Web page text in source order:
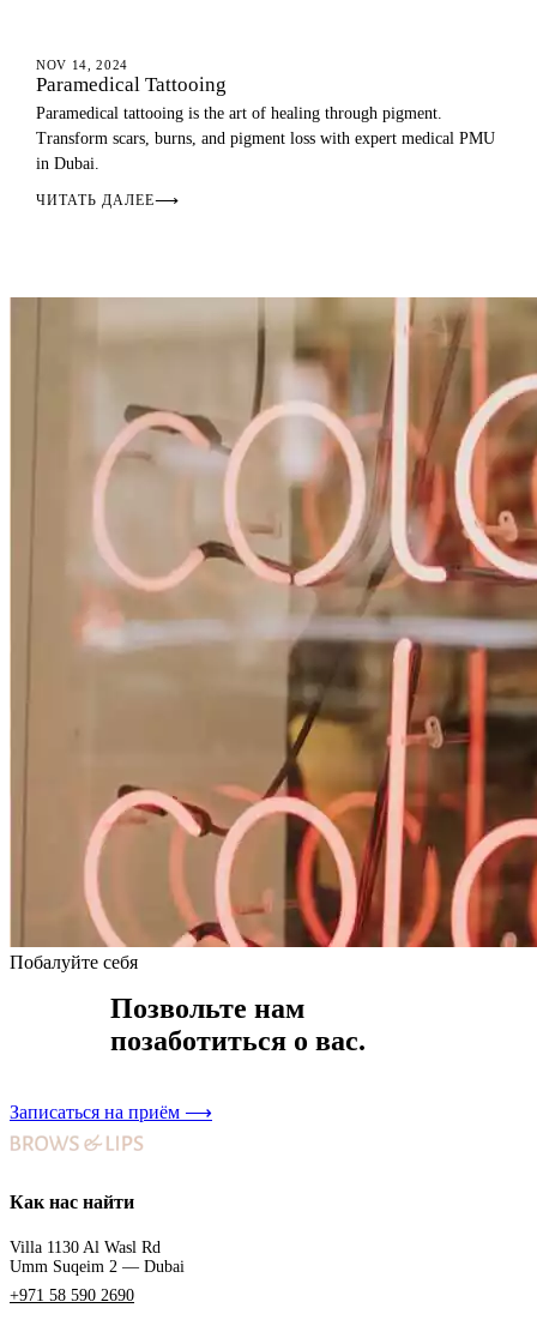
MEDICAL PMU
NOV 14, 2024
Paramedical Tattooing
Paramedical tattooing is the art of healing through pigment.
Transform scars, burns, and pigment loss with expert medical PMU
in Dubai.
ЧИТАТЬ ДАЛЕЕ⟶
Побалуйте себя
Позвольте нам
позаботиться о вас.
Записаться на приём ⟶
Как нас найти
Villa 1130 Al Wasl Rd
Umm Suqeim 2 — Dubai
+971 58 590 2690